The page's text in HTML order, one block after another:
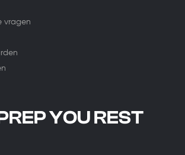
vragen
YOU REST